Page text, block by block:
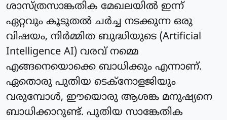
ശാസ്ത്രസാങ്കതിക മേഖലയില്‍ ഇന്ന്
ഏറ്റവും കൂടുതല്‍ ചര്‍ച്ച നടക്കുന്ന ഒരു
വിഷയം, നിര്‍മ്മിത ബുദ്ധിയുടെ (Artificial
Intelligence AI) വരവ് നമ്മെ
എങ്ങനെയൊക്കെ ബാധിക്കും എന്നാണ്.
ഏതൊരു പുതിയ ടെക്‌നോളജിയും
വരുമ്പോള്‍, ഈയൊരു ആശങ്ക മനുഷ്യനെ
ബാധിക്കാറുണ്ട്. പുതിയ സാങ്കേതിക